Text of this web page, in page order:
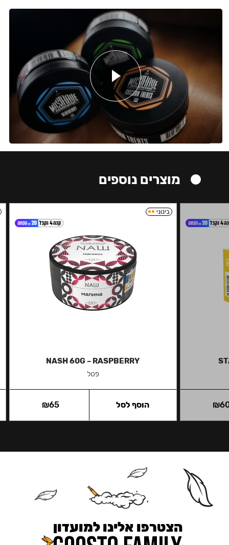
מוצרים נוספים
₪
בינוני
NASH 60G – RASPBERRY
פטל
₪65 הוסף לסל
הצטרפו אלינו למועדון